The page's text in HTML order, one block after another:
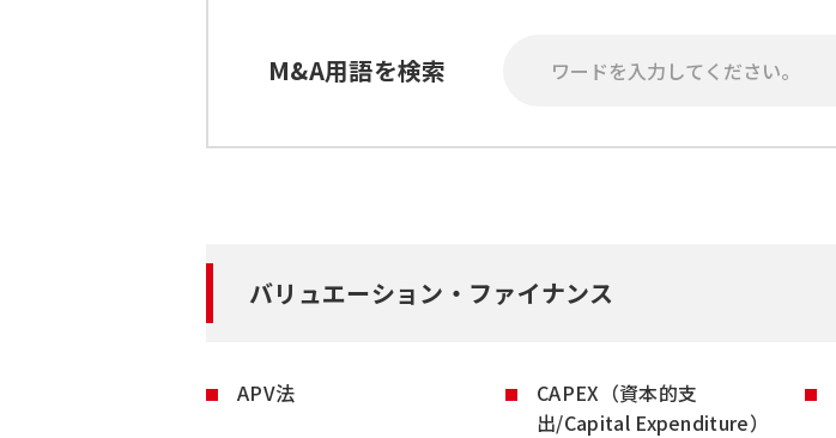
M&A用語を検索
バリュエーション・ファイナンス
APV法
CAPEX（資本的支
出/Capital Expenditure）